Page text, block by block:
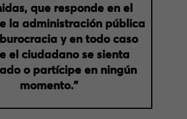
que responde en el
la administración pública
y en todo caso
el ciudadano se sienta
o partícipe en ningún
momento.”